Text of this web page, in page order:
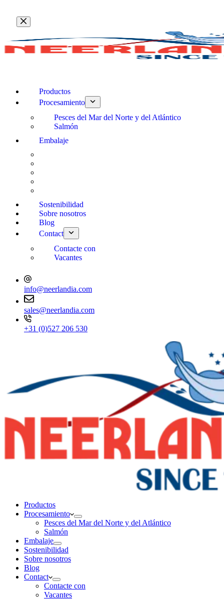
contenido
Productos
Procesamiento
Pesces del Mar del Norte y del Atlántico
Salmón
Embalaje
Sostenibilidad
Sobre nosotros
Blog
Contact
Contacte con
Vacantes
info@neerlandia.com
sales@neerlandia.com
+31 (0)527 206 530
Productos
Procesamiento
Pesces del Mar del Norte y del Atlántico
Salmón
Embalaje
Sostenibilidad
Sobre nosotros
Blog
Contact
Contacte con
Vacantes